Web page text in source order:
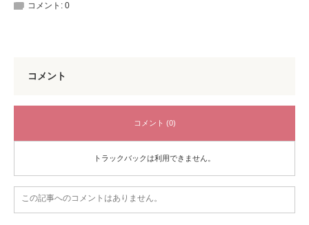
コメント: 0
コメント
コメント (0)
トラックバックは利用できません。
この記事へのコメントはありません。